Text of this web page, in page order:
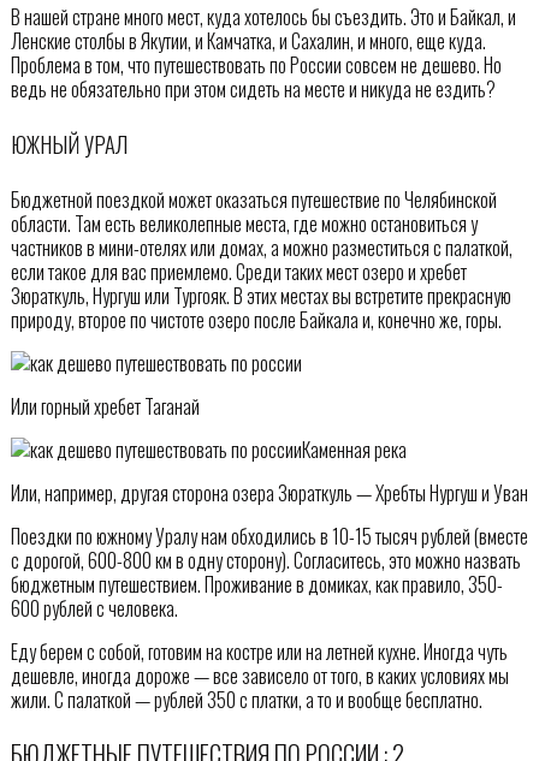
В нашей стране много мест, куда хотелось бы съездить. Это и Байкал, и
Ленские столбы в Якутии, и Камчатка, и Сахалин, и много, еще куда.
Проблема в том, что путешествовать по России совсем не дешево. Но
ведь не обязательно при этом сидеть на месте и никуда не ездить?
ЮЖНЫЙ УРАЛ
Бюджетной поездкой может оказаться путешествие по Челябинской
области. Там есть великолепные места, где можно остановиться у
частников в мини-отелях или домах, а можно разместиться с палаткой,
если такое для вас приемлемо. Среди таких мест озеро и хребет
Зюраткуль, Нургуш или Тургояк. В этих местах вы встретите прекрасную
природу, второе по чистоте озеро после Байкала и, конечно же, горы.
Или горный хребет Таганай
Каменная река
Или, например, другая сторона озера Зюраткуль — Хребты Нургуш и Уван
Поездки по южному Уралу нам обходились в 10-15 тысяч рублей (вместе
с дорогой, 600-800 км в одну сторону). Согласитесь, это можно назвать
бюджетным путешествием. Проживание в домиках, как правило, 350-
600 рублей с человека.
Еду берем с собой, готовим на костре или на летней кухне. Иногда чуть
дешевле, иногда дороже — все зависело от того, в каких условиях мы
жили. С палаткой — рублей 350 с платки, а то и вообще бесплатно.
БЮДЖЕТНЫЕ ПУТЕШЕСТВИЯ ПО РОССИИ : 2